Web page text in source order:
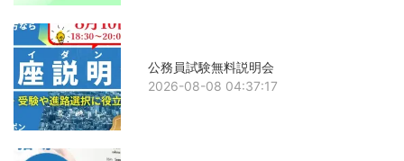
公務員試験無料説明会
2026-08-08 04:37:17